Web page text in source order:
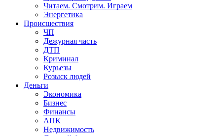
Читаем. Смотрим. Играем
Энергетика
Происшествия
ЧП
Дежурная часть
ДТП
Криминал
Курьезы
Розыск людей
Деньги
Экономика
Бизнес
Финансы
АПК
Недвижимость